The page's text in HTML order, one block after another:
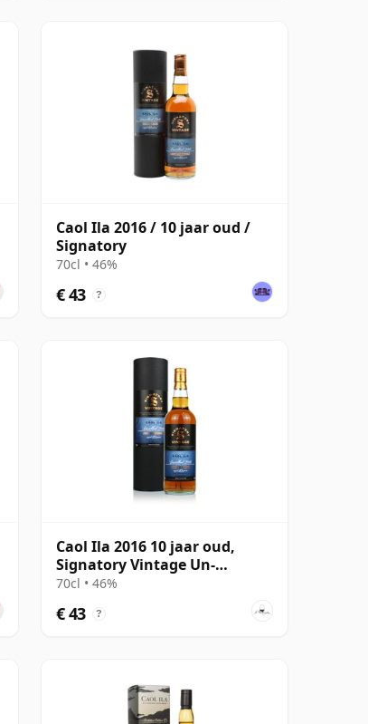
Caol Ila 2016 / 10 jaar oud /
Signatory
70cl • 46%
€ 43 ?
Caol Ila 2016 10 jaar oud,
Signatory Vintage Un-
chillfiltered Collection
70cl • 46%
€ 43 ?